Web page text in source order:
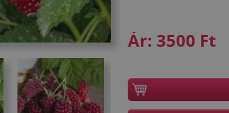
Ár: 3500 Ft